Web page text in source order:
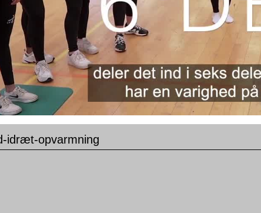
idræt-opvarmning